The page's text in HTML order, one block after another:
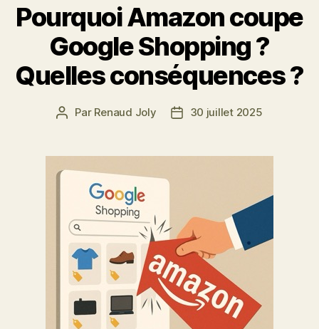
Pourquoi Amazon coupe
Google Shopping ?
Quelles conséquences ?
Auteur
Par Renaud Joly
Date30 juillet 2025